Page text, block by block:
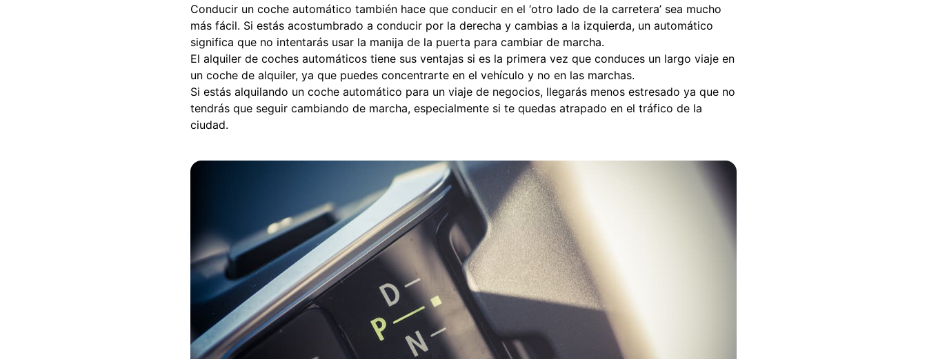
Conducir un coche automático también hace que conducir en el ‘otro lado de la carretera’ sea mucho
más fácil. Si estás acostumbrado a conducir por la derecha y cambias a la izquierda, un automático
significa que no intentarás usar la manija de la puerta para cambiar de marcha.
El alquiler de coches automáticos tiene sus ventajas si es la primera vez que conduces un largo viaje en
un coche de alquiler, ya que puedes concentrarte en el vehículo y no en las marchas.
Si estás alquilando un coche automático para un viaje de negocios, llegarás menos estresado ya que no
tendrás que seguir cambiando de marcha, especialmente si te quedas atrapado en el tráfico de la
ciudad.